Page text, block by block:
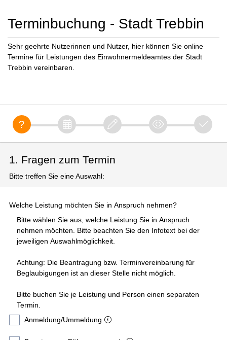
Terminbuchung - Stadt Trebbin
Sehr geehrte Nutzerinnen und Nutzer, hier können Sie online
Termine für Leistungen des Einwohnermeldeamtes der Stadt
Trebbin vereinbaren.
1. Fragen zum Termin
Bitte treffen Sie eine Auswahl:
Welche Leistung möchten Sie in Anspruch nehmen?
Bitte wählen Sie aus, welche Leistung Sie in Anspruch
nehmen möchten. Bitte beachten Sie den Infotext bei der
jeweiligen Auswahlmöglichkeit.
Achtung: Die Beantragung bzw. Terminvereinbarung für
Beglaubigungen ist an dieser Stelle nicht möglich.
Bitte buchen Sie je Leistung und Person einen separaten
Termin.
Anmeldung/Ummeldung